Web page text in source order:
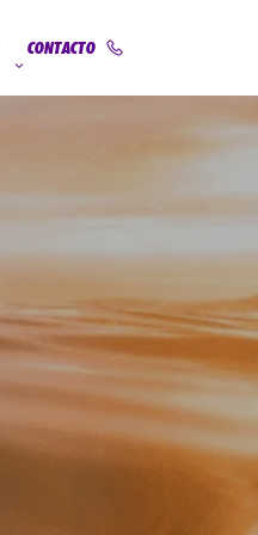
CONTACTO